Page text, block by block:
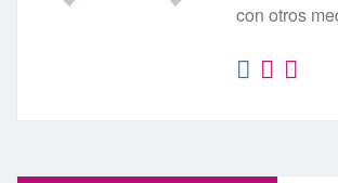
con otros